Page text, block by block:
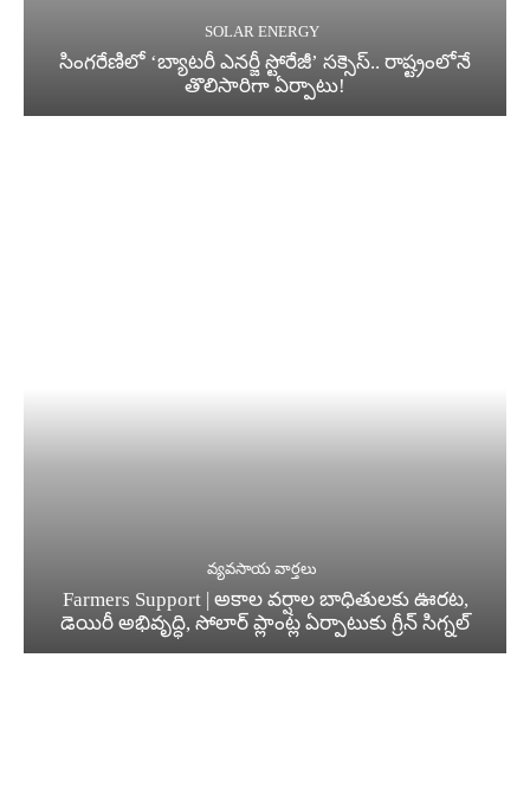
SOLAR ENERGY
సింగరేణిలో ‘బ్యాటరీ ఎనర్జీ స్టోరేజీ’ సక్సెస్.. రాష్ట్రంలోనే
తొలిసారిగా ఏర్పాటు!
వ్యవసాయ వార్తలు
Farmers Support | అకాల వర్షాల బాధితులకు ఊరట,
డెయిరీ అభివృద్ధి, సోలార్ ప్లాంట్ల ఏర్పాటుకు గ్రీన్‌ సిగ్నల్